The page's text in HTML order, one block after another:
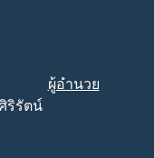
ผู้อำนวย
ริรัตน์